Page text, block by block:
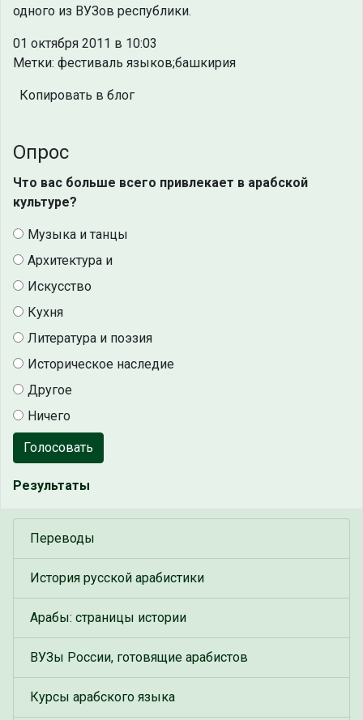
одного из ВУЗов республики.
01 октября 2011 в 10:03
Метки: фестиваль языков;башкирия
Копировать в блог
Опрос
Что вас больше всего привлекает в арабской
культуре?
Музыка и танцы
Архитектура и
Искусство
Кухня
Литература и поэзия
Историческое наследие
Другое
Ничего
Голосовать
Результаты
Переводы
История русской арабистики
Арабы: страницы истории
ВУЗы России, готовящие арабистов
Курсы арабского языка